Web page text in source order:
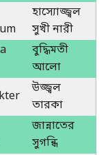
হাস্যোজ্জ্বল
সুখী নারী
বুদ্ধিমতী
আলো
উজ্জ্বল
তারকা
জান্নাতের
সুগন্ধি